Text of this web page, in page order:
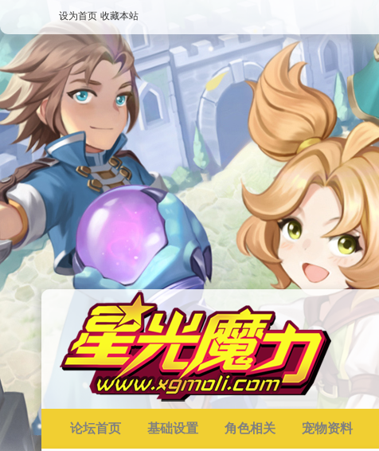
设为首页 收藏本站
论坛首页 基础设置 角色相关 宠物资料